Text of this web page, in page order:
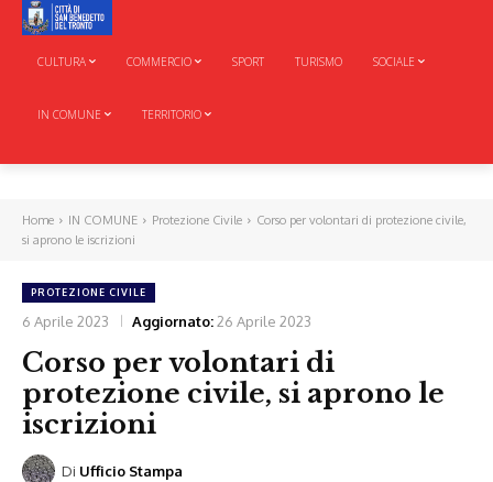
CULTURA COMMERCIO SPORT TURISMO SOCIALE
IN COMUNE TERRITORIO
Home IN COMUNE Protezione Civile
Corso per volontari di protezione civile,
si aprono le iscrizioni
PROTEZIONE CIVILE
6 Aprile 2023 Aggiornato: 26 Aprile 2023
Corso per volontari di
protezione civile, si aprono le
iscrizioni
Di Ufficio Stampa